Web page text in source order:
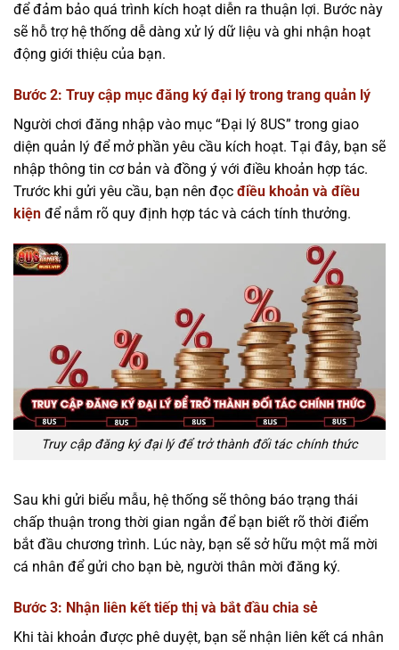
để đảm bảo quá trình kích hoạt diễn ra thuận lợi. Bước này
sẽ hỗ trợ hệ thống dễ dàng xử lý dữ liệu và ghi nhận hoạt
động giới thiệu của bạn.
Bước 2: Truy cập mục đăng ký đại lý trong trang quản lý
Người chơi đăng nhập vào mục “Đại lý 8US” trong giao
diện quản lý để mở phần yêu cầu kích hoạt. Tại đây, bạn sẽ
nhập thông tin cơ bản và đồng ý với điều khoản hợp tác.
Trước khi gửi yêu cầu, bạn nên đọc điều khoản và điều
kiện để nắm rõ quy định hợp tác và cách tính thưởng.
Truy cập đăng ký đại lý để trở thành đối tác chính thức
Sau khi gửi biểu mẫu, hệ thống sẽ thông báo trạng thái
chấp thuận trong thời gian ngắn để bạn biết rõ thời điểm
bắt đầu chương trình. Lúc này, bạn sẽ sở hữu một mã mời
cá nhân để gửi cho bạn bè, người thân mời đăng ký.
Bước 3: Nhận liên kết tiếp thị và bắt đầu chia sẻ
Khi tài khoản được phê duyệt, bạn sẽ nhận liên kết cá nhân